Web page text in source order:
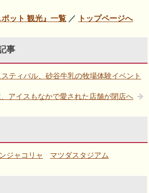
ポット 観光』一覧 ／ トップページへ
事
ティバル、砂谷牛乳の牧場体験イベント
アイスもなかで愛された店舗が閉店へ
ジャコリャ マツダスタジアム